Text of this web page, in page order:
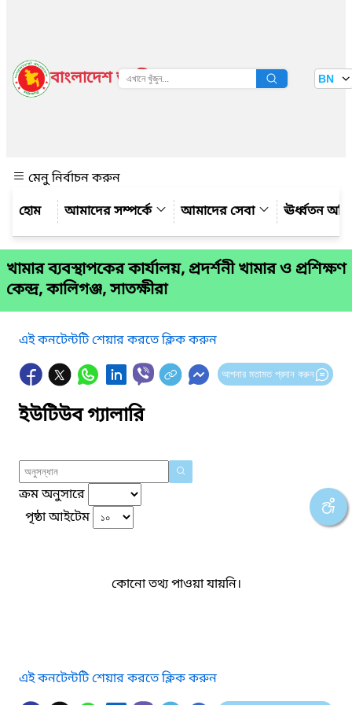
বাংলাদেশ জাতীয় তথ্য বাতায়ন BN
মেনু নির্বাচন করুন
আমাদের সম্পর্কে
আমাদের সেবা ঊর্ধ্বতন
খামার ব্যবস্থাপকের কার্যালয়, প্রদর্শনী খামার ও প্রশিক্ষণ
কেন্দ্র, কালিগঞ্জ, সাতক্ষীরা
এই কনটেন্টটি শেয়ার করতে ক্লিক করুন
আপনার মতামত প্রদান করুন
ইউটিউব গ্যালারি
ক্রম অনুসারে
পৃষ্ঠা আইটেম
কোনো তথ্য পাওয়া যায়নি।
এই কনটেন্টটি শেয়ার করতে ক্লিক করুন